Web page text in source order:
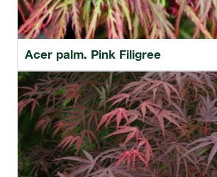
Acer palm. Pink Filigree